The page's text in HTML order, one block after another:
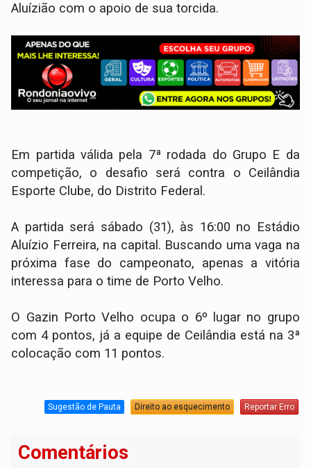
Aluízião com o apoio de sua torcida.
Em partida válida pela 7ª rodada do Grupo E da
competição, o desafio será contra o Ceilândia
Esporte Clube, do Distrito Federal.
A partida será sábado (31), às 16:00 no Estádio
Aluízio Ferreira, na capital. Buscando uma vaga na
próxima fase do campeonato, apenas a vitória
interessa para o time de Porto Velho.
O Gazin Porto Velho ocupa o 6º lugar no grupo
com 4 pontos, já a equipe de Ceilândia está na 3ª
colocação com 11 pontos.
Sugestão de Pauta Direito ao esquecimento Reportar Erro
Comentários